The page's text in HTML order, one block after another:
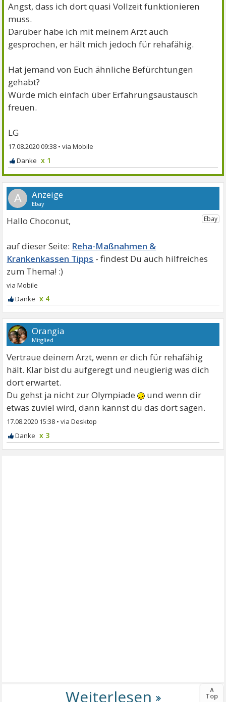
Angst, dass ich dort quasi Vollzeit funktionieren
muss.
Darüber habe ich mit meinem Arzt auch
gesprochen, er hält mich jedoch für rehafähig.
Hat jemand von Euch ähnliche Befürchtungen
gehabt?
Würde mich einfach über Erfahrungsaustausch
freuen.
LG
17.08.2020 09:38 •
x 1
A
Hallo Choconut,
Reha-Maßnahmen &
Krankenkassen Tipps
x 4
Orangia
Mitglied
Vertraue deinem Arzt, wenn er dich für rehafähig
hält. Klar bist du aufgeregt und neugierig was dich
dort erwartet.
Du gehst ja nicht zur Olympiade
und wenn dir
etwas zuviel wird, dann kannst du das dort sagen.
17.08.2020 15:38 •
x 3
∧
Top